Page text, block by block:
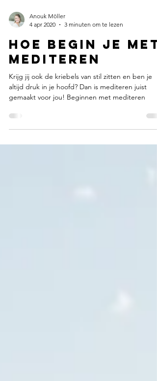
Anouk Möller
4 apr 2020
3 minuten om te lezen
hoe begin je met
mediteren
altijd druk in je hoofd? Dan is mediteren juist
gemaakt voor jou! Beginnen met mediteren